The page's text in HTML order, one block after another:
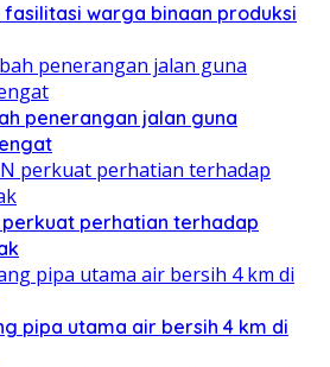
fasilitasi warga binaan produksi
penerangan jalan guna
perkuat perhatian terhadap
pipa utama air bersih 4 km di